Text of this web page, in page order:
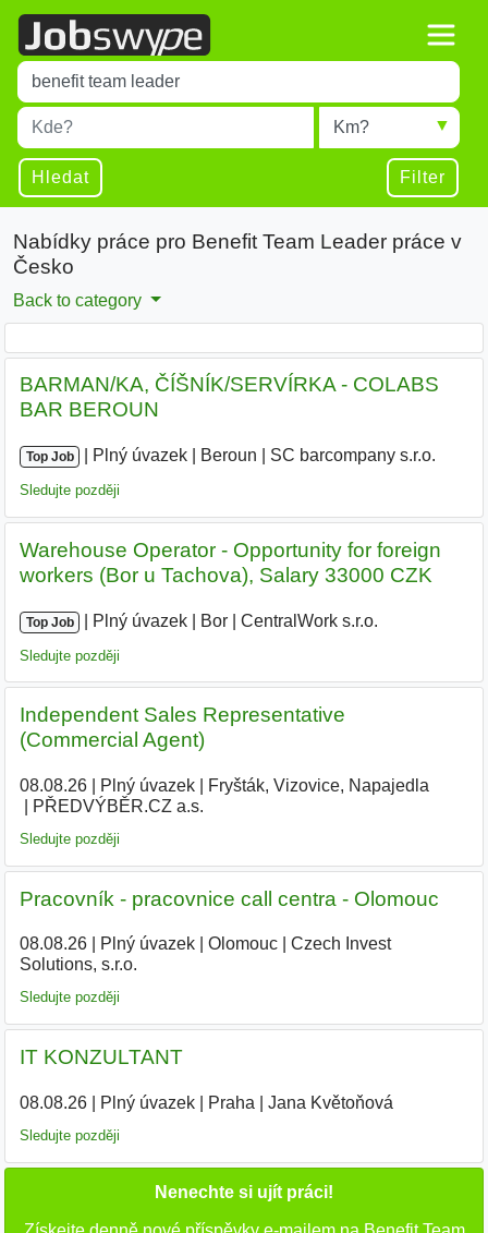
Title
Type 1 or more characters for results.
Místo
Type 1 or more characters for results.
Radius
Hledat Filter
Nabídky práce pro Benefit Team Leader práce v
Česko
Back to category
BARMAN/KA, ČÍŠNÍK/SERVÍRKA - COLABS
BAR BEROUN
Top Job Plný úvazek Beroun SC barcompany s.r.o.
Sledujte později
Warehouse Operator - Opportunity for foreign
workers (Bor u Tachova), Salary 33000 CZK
Top Job Plný úvazek Bor CentralWork s.r.o.
Sledujte později
Independent Sales Representative
(Commercial Agent)
08.08.26| Plný úvazek| Fryšták, Vizovice, Napajedla
PŘEDVÝBĚR.CZ a.s.
Sledujte později
Pracovník - pracovnice call centra - Olomouc
08.08.26| Plný úvazek| Olomouc|
Czech Invest
Solutions, s.r.o.
Sledujte později
IT KONZULTANT
08.08.26| Plný úvazek| Praha Jana Květoňová
Sledujte později
Nenechte si ujít práci!